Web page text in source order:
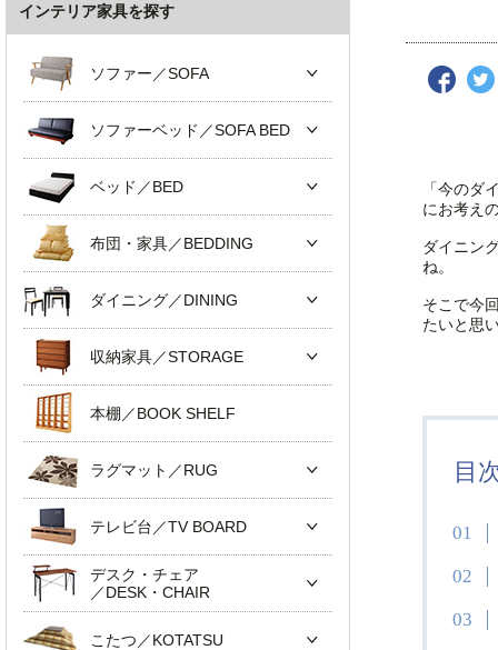
「今のダ
にお考え
ダイニン
ね。
そこで今
たいと思
目
インテリア家具を探す
ソファー／SOFA
ソファーベッド／SOFA BED
ベッド／BED
布団・家具／BEDDING
ダイニング／DINING
収納家具／STORAGE
本棚／BOOK SHELF
ラグマット／RUG
テレビ台／TV BOARD
デスク・チェア
／DESK・CHAIR
こたつ／KOTATSU